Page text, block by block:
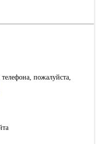
пожалуйста,